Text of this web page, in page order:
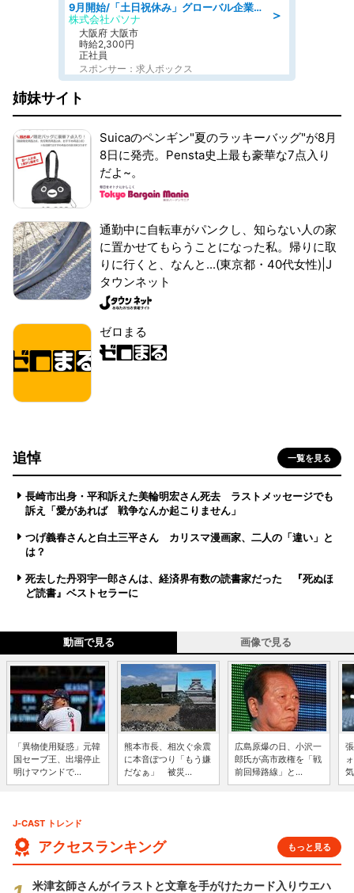
＞
9月開始/「土日祝休み」グローバル企業での産業保健のお仕事/保健師/高時給/残業なし/服装自由
株式会社パソナ
大阪府 大阪市
時給2,300円
正社員
スポンサー：求人ボックス
姉妹サイト
Suicaのペンギン"夏のラッキーバッグ"が8月
8日に発売。Pensta史上最も豪華な7点入り
だよ~。
通勤中に自転車がパンクし、知らない人の家
に置かせてもらうことになった私。帰りに取
りに行くと、なんと...(東京都・40代女性)|J
タウンネット
ゼロまる
追悼 一覧を見る
長崎市出身・平和訴えた美輪明宏さん死去 ラストメッセージでも
訴え「愛があれば 戦争なんか起こりません」
つげ義春さんと白土三平さん カリスマ漫画家、二人の「違い」と
は？
死去した丹羽宇一郎さんは、経済界有数の読書家だった 『死ぬほ
ど読書』ベストセラーに
動画で見る 画像で見る
「異物使用疑惑」元韓
国セーブ王、出場停止
明けマウンドで...
熊本市長、相次ぐ余震
に本音ぽつり「もう嫌
だなぁ」 被災...
広島原爆の日、小沢一
郎氏が高市政権を「戦
前回帰路線」と...
J-CAST トレンド
アクセスランキング もっと見る
米津玄師さんがイラストと文章を手がけたカード入りウエハ